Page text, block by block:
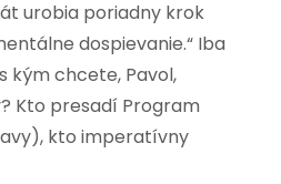
urobia poriadny krok
dospievanie.“ Iba
kým chcete, Pavol,
Kto presadí Program
kto imperatívny